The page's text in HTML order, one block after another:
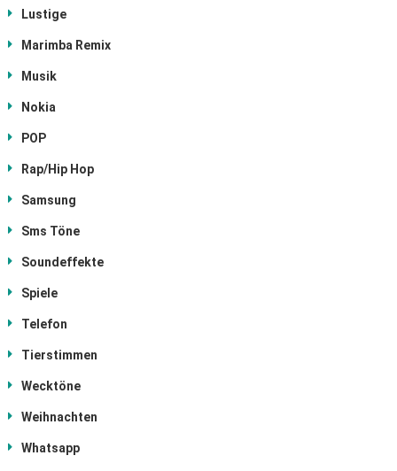
Lustige
Marimba Remix
Musik
Nokia
POP
Rap/Hip Hop
Samsung
Sms Töne
Soundeffekte
Spiele
Telefon
Tierstimmen
Wecktöne
Weihnachten
Whatsapp